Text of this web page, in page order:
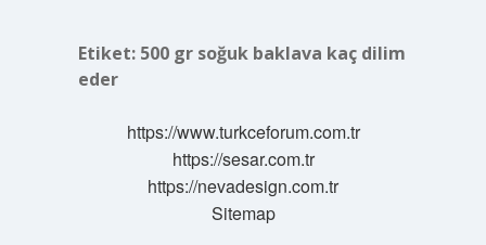
Etiket: 500 gr soğuk baklava kaç dilim
eder
https://www.turkceforum.com.tr
https://sesar.com.tr
https://nevadesign.com.tr
Sitemap